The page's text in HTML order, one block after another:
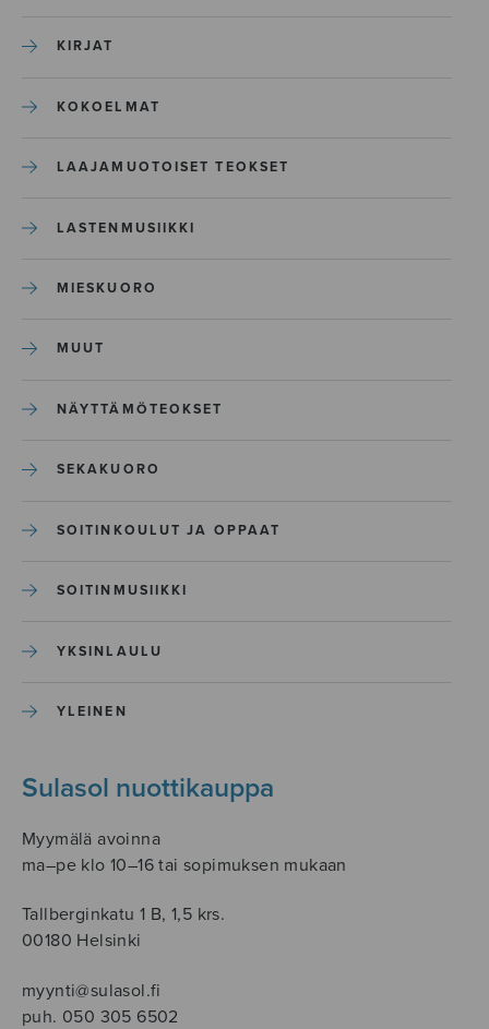
KIRJAT
KOKOELMAT
LAAJAMUOTOISET TEOKSET
LASTENMUSIIKKI
MIESKUORO
MUUT
NÄYTTÄMÖTEOKSET
SEKAKUORO
SOITINKOULUT JA OPPAAT
SOITINMUSIIKKI
YKSINLAULU
YLEINEN
Sulasol nuottikauppa
Myymälä avoinna
ma–pe klo 10–16 tai sopimuksen mukaan
Tallberginkatu 1 B, 1,5 krs.
00180 Helsinki
myynti@sulasol.fi
puh. 050 305 6502